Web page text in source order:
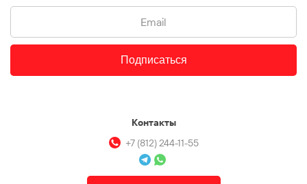
Контакты
+7 (812) 244-11-55
Подписаться